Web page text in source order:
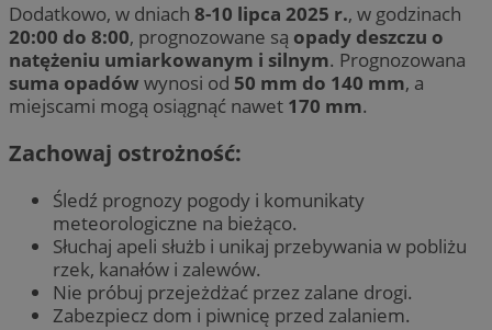
Dodatkowo, w dniach 8-10 lipca 2025 r., w godzinach
20:00 do 8:00, prognozowane są opady deszczu o
natężeniu umiarkowanym i silnym. Prognozowana
suma opadów wynosi od 50 mm do 140 mm, a
miejscami mogą osiągnąć nawet 170 mm.
Zachowaj ostrożność:
Śledź prognozy pogody i komunikaty
meteorologiczne na bieżąco.
Słuchaj apeli służb i unikaj przebywania w pobliżu
rzek, kanałów i zalewów.
Nie próbuj przejeżdżać przez zalane drogi.
Zabezpiecz dom i piwnicę przed zalaniem.